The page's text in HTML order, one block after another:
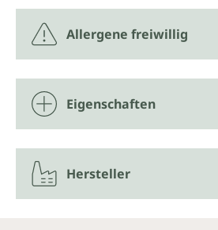
Allergene freiwillig
Eigenschaften
Hersteller